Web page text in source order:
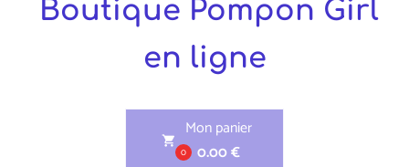
Boutique Pompon Girl
en ligne
shopping_cart
0
Mon panier
0.00 €